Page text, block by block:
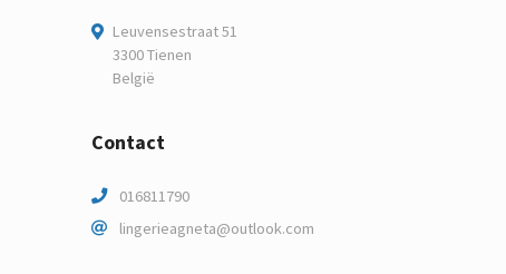
Leuvensestraat 51
3300 Tienen
België
Contact
016811790
lingerieagneta@outlook.com